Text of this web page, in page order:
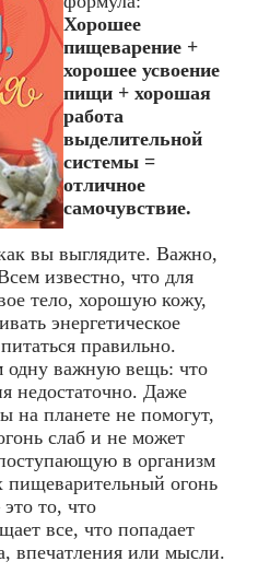
Хорошее
пищеварение +
хорошее усвоение
пищи + хорошая
работа
выделительной
системы =
отличное
самочувствие.
вы выглядите. Важно,
известно, что для
тело, хорошую кожу,
энергетическое
правильно.
одну важную вещь: что
недостаточно. Даже
на планете не помогут,
слаб и не может
в организм
пищеварительный огонь
то, что
все, что попадает
впечатления или мысли.